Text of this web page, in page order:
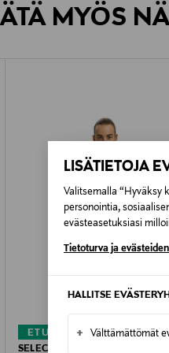
LISÄTIETOJA
Valitsemalla “Hyväksy
personointia,
evästeasetuksiasi
Tietoturva ja
HALLITSE
+ Välttämättömät
MYÖS
ETUKUPONKITUOTE
SELECTED